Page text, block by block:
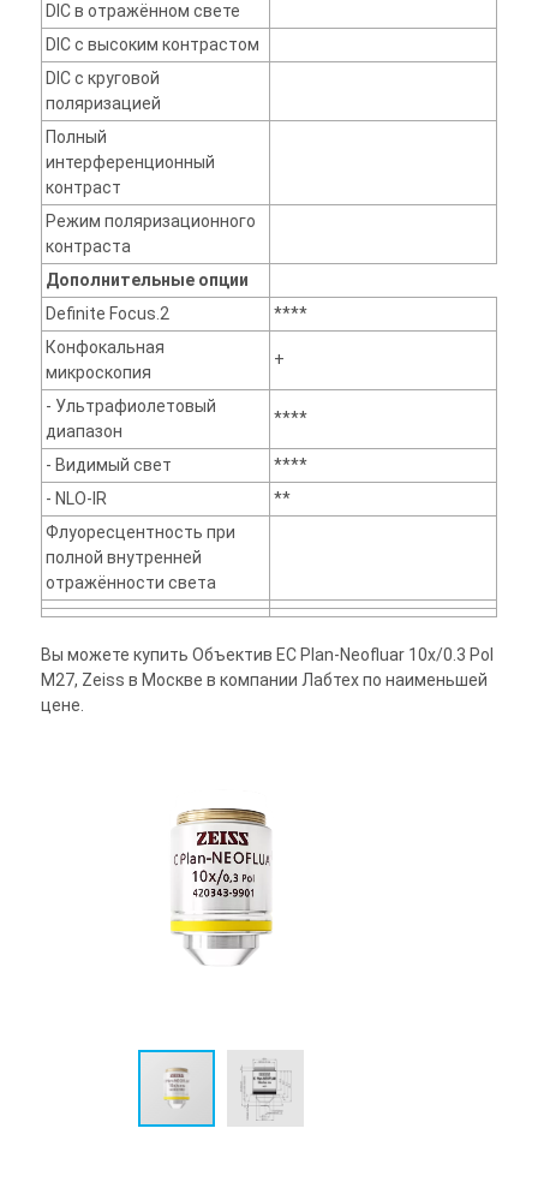
DIC в отражённом свете
DIC с высоким контрастом
DIC с круговой
поляризацией
Полный
интерференционный
контраст
Режим поляризационного
контраста
Дополнительные опции
Definite Focus.2
****
Конфокальная
микроскопия
+
- Ультрафиолетовый
диапазон
****
- Видимый свет
****
- NLO-IR
**
Флуоресцентность при
полной внутренней
отражённости света
Вы можете купить Объектив EC Plan-Neofluar 10x/0.3 Pol
M27, Zeiss в Москве в компании Лабтех по наименьшей
цене.